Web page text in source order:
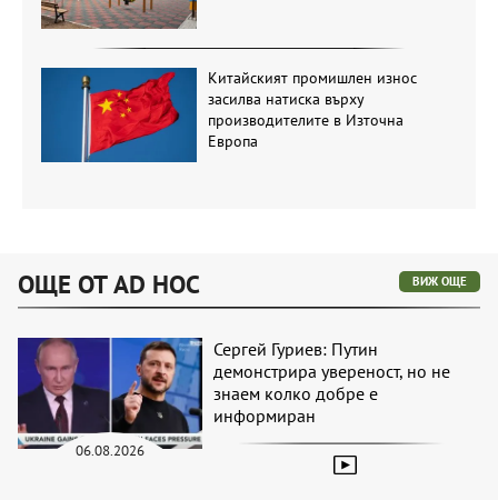
Китайският промишлен износ
засилва натиска върху
производителите в Източна
Европа
ОЩЕ ОТ AD HOC ВИЖ ОЩЕ
06.08.2026
Сергей Гуриев: Путин
демонстрира увереност, но не
знаем колко добре е
информиран